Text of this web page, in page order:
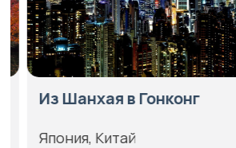
Из Шанхая в Гонконг
Япония, Китай